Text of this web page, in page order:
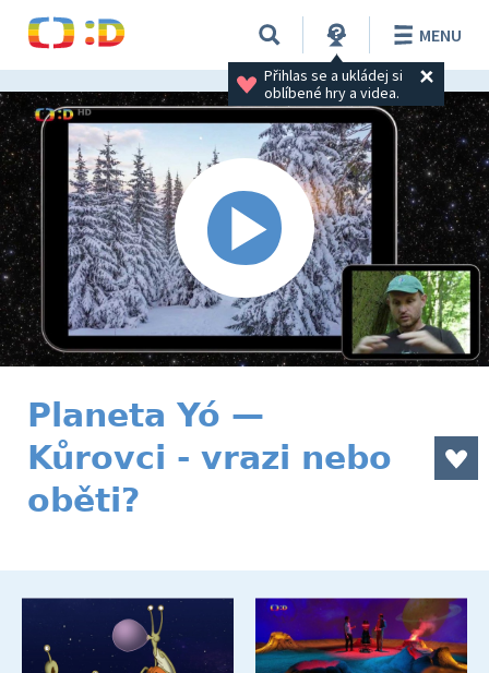
Přihlas se a ukládej si
oblíbené hry a videa.
MENU
Planeta Yó —
Kůrovci - vrazi nebo
oběti?